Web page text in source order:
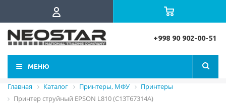
+998 90 902-00-51
МЕНЮ
Главная Каталог Принтеры, МФУ
Принтеры
Принтер струйный EPSON L810 (C13T67314A)